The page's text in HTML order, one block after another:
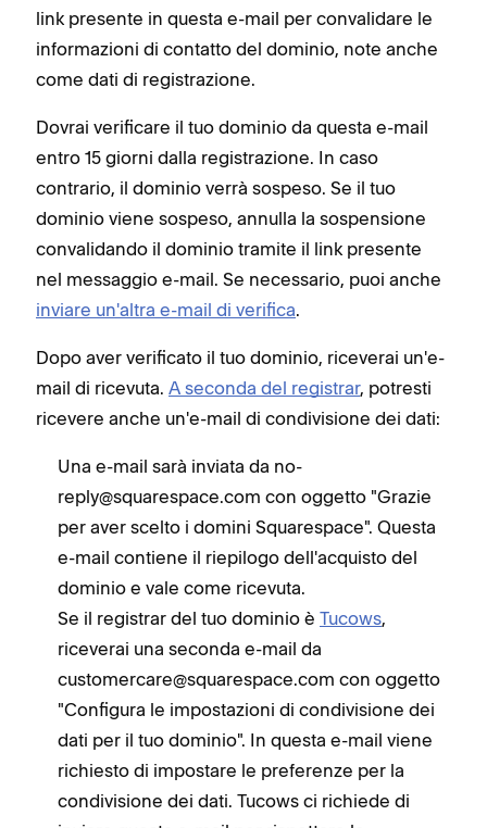
link presente in questa e-mail per convalidare le
informazioni di contatto del dominio, note anche
come dati di registrazione.
Dovrai verificare il tuo dominio da questa e-mail
entro 15 giorni dalla registrazione. In caso
contrario, il dominio verrà sospeso. Se il tuo
dominio viene sospeso, annulla la sospensione
convalidando il dominio tramite il link presente
nel messaggio e-mail. Se necessario, puoi anche
inviare un'altra e-mail di verifica.
Dopo aver verificato il tuo dominio, riceverai un'e-
mail di ricevuta. A seconda del registrar, potresti
ricevere anche un'e-mail di condivisione dei dati:
Una e-mail sarà inviata da no-
reply@squarespace.com con oggetto "Grazie
per aver scelto i domini Squarespace". Questa
e-mail contiene il riepilogo dell'acquisto del
dominio e vale come ricevuta.
Se il registrar del tuo dominio è Tucows,
riceverai una seconda e-mail da
customercare@squarespace.com con oggetto
"Configura le impostazioni di condivisione dei
dati per il tuo dominio". In questa e-mail viene
richiesto di impostare le preferenze per la
condivisione dei dati. Tucows ci richiede di